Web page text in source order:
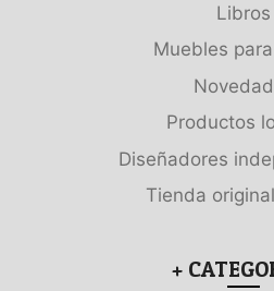
Libros
Muebles
Productos
Diseñadores
Tienda
+